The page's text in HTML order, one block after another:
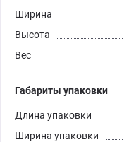
Ширина
Высота
Вес
Габариты упаковки
Длина упаковки
Ширина упаковки